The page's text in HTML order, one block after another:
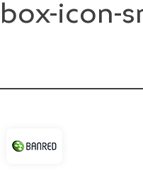
Saltar
albox-icon-